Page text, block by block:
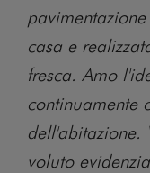
casa e
fresca. Amo
continuamente
dell'abitazione.
voluto